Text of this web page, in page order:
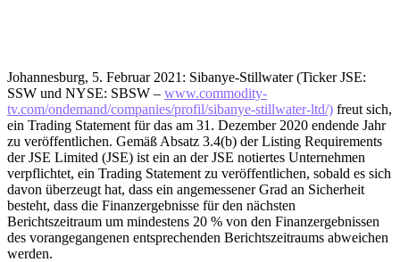
Johannesburg, 5. Februar 2021: Sibanye-Stillwater (Ticker JSE:
SSW und NYSE: SBSW – www.commodity-
tv.com/ondemand/companies/profil/sibanye-stillwater-ltd/) freut sich,
ein Trading Statement für das am 31. Dezember 2020 endende Jahr
zu veröffentlichen. Gemäß Absatz 3.4(b) der Listing Requirements
der JSE Limited (JSE) ist ein an der JSE notiertes Unternehmen
verpflichtet, ein Trading Statement zu veröffentlichen, sobald es sich
davon überzeugt hat, dass ein angemessener Grad an Sicherheit
besteht, dass die Finanzergebnisse für den nächsten
Berichtszeitraum um mindestens 20 % von den Finanzergebnissen
des vorangegangenen entsprechenden Berichtszeitraums abweichen
werden.